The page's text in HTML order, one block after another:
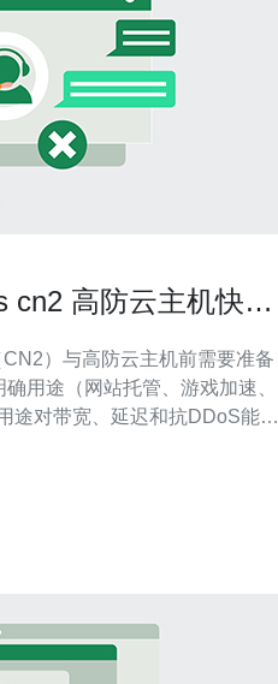
cn2 高防云主机快速
）与高防云主机前需要准备
用途（网站托管、游戏加速、
途对带宽、延迟和抗DDoS能力
证从中国大陆访问的稳定性和